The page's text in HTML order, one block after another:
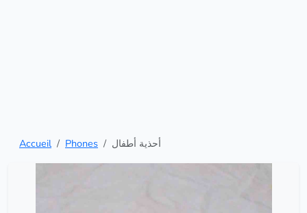
Accueil Phones أحذية أطفال